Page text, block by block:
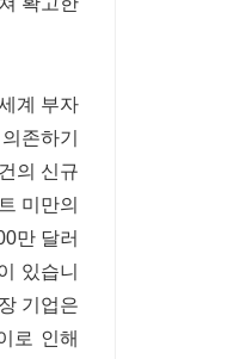
계 부자
존하기
의 신규
미만의
만 달러
있습니
기업은
로 인해